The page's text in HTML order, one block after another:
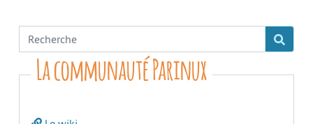
La communauté Parinux